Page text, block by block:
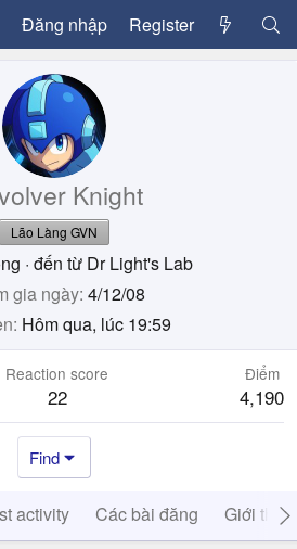
Đăng nhập Register
Knight
Lão Làng GVN
· đến từ Dr Light's Lab
gia ngày 4/12/08
Hôm qua, lúc 19:59
Reaction score
22
Điểm
4,190
Find
activity Các bài đăng Giới thiệu